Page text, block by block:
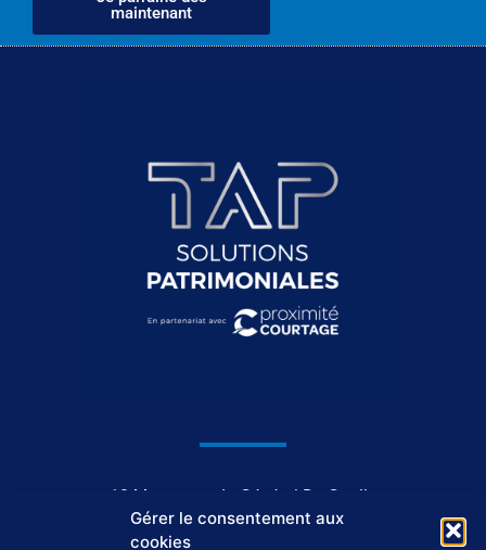
Gérer le consentement aux
cookies
maintenant
1044, avenue du Général De Gaulle
37550 Saint-Avertin